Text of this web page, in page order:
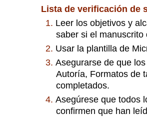
Lista de verificación de
1. Leer los objetivos y
saber si el manuscrito
2. Usar la plantilla de
3. Asegurarse de que
Autoría, Formatos de
completados.
4. Asegúrese que todos
confirmen que han